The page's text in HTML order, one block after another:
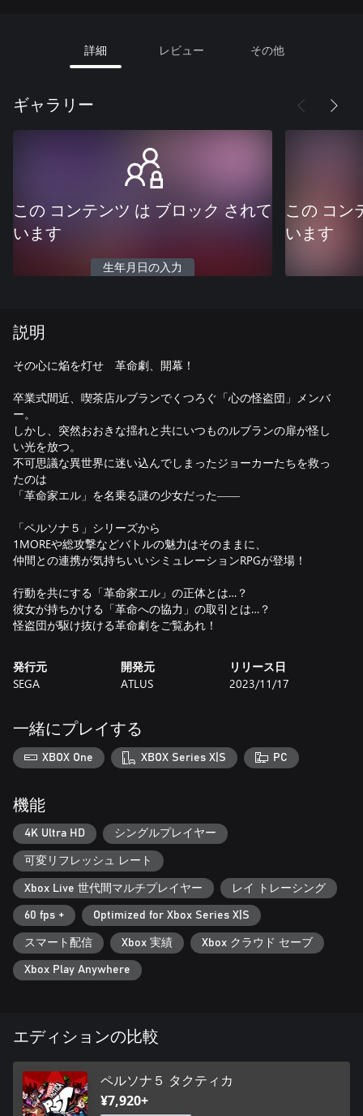
詳細 レビュー その他
ギャラリー
この コンテンツ は ブロック されて
います
生年月日の入力
この コン
います
説明
その心に焔を灯せ 革命劇、開幕！
卒業式間近、喫茶店ルブランでくつろぐ「心の怪盗団」メンバ
ー。
しかし、突然おおきな揺れと共にいつものルブランの扉が怪し
い光を放つ。
不可思議な異世界に迷い込んでしまったジョーカーたちを救っ
たのは
「革命家エル」を名乗る謎の少女だった――
「ペルソナ５」シリーズから
1MOREや総攻撃などバトルの魅力はそのままに、
仲間との連携が気持ちいいシミュレーションRPGが登場！
行動を共にする「革命家エル」の正体とは…？
彼女が持ちかける「革命への協力」の取引とは…？
怪盗団が駆け抜ける革命劇をご覧あれ！
発行元
SEGA
開発元
ATLUS
リリース日
2023/11/17
一緒にプレイする
XBOX One XBOX Series X|S PC
機能
4K Ultra HD シングルプレイヤー
可変リフレッシュ レート
Xbox Live 世代間マルチプレイヤー レイ トレーシング
60 fps + Optimized for Xbox Series X|S
スマート配信 Xbox 実績 Xbox クラウド セーブ
Xbox Play Anywhere
エディションの比較
ペルソナ５ タクティカ
¥7,920+